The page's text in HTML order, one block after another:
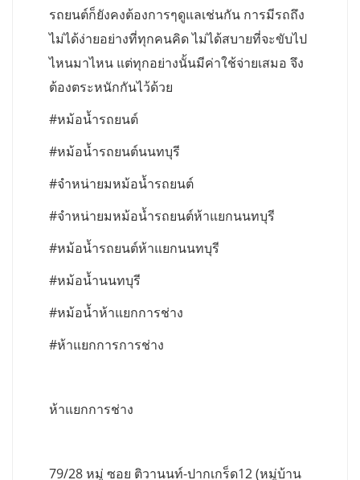
รถยนต์ก็ยังคงต้องการๆดูแลเช่นกัน การมีรถถึง
ไม่ได้ง่ายอย่างที่ทุกคนคิด ไม่ได้สบายที่จะขับไป
ไหนมาไหน แต่ทุกอย่างนั้นมีค่าใช้จ่ายเสมอ จึง
ต้องตระหนักกันไว้ด้วย
#หม้อน้ำรถยนต์
#หม้อน้ำรถยนต์นนทบุรี
#จำหน่ายมหม้อน้ำรถยนต์
#จำหน่ายมหม้อน้ำรถยนต์ห้าแยกนนทบุรี
#หม้อน้ำรถยนต์ห้าแยกนนทบุรี
#หม้อน้ำนนทบุรี
#หม้อน้ำห้าแยกการช่าง
#ห้าแยกการการช่าง
ห้าแยกการช่าง
79/28 หมู่ ซอย ติวานนท์-ปากเกร็ด12 (หมู่บ้าน